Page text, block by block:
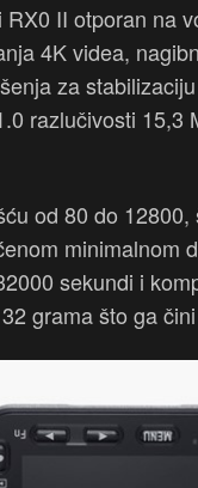
II otporan na
4K videa,
za
razlučivosti
od 80 do
minimalnom
sekundi i
grama što ga